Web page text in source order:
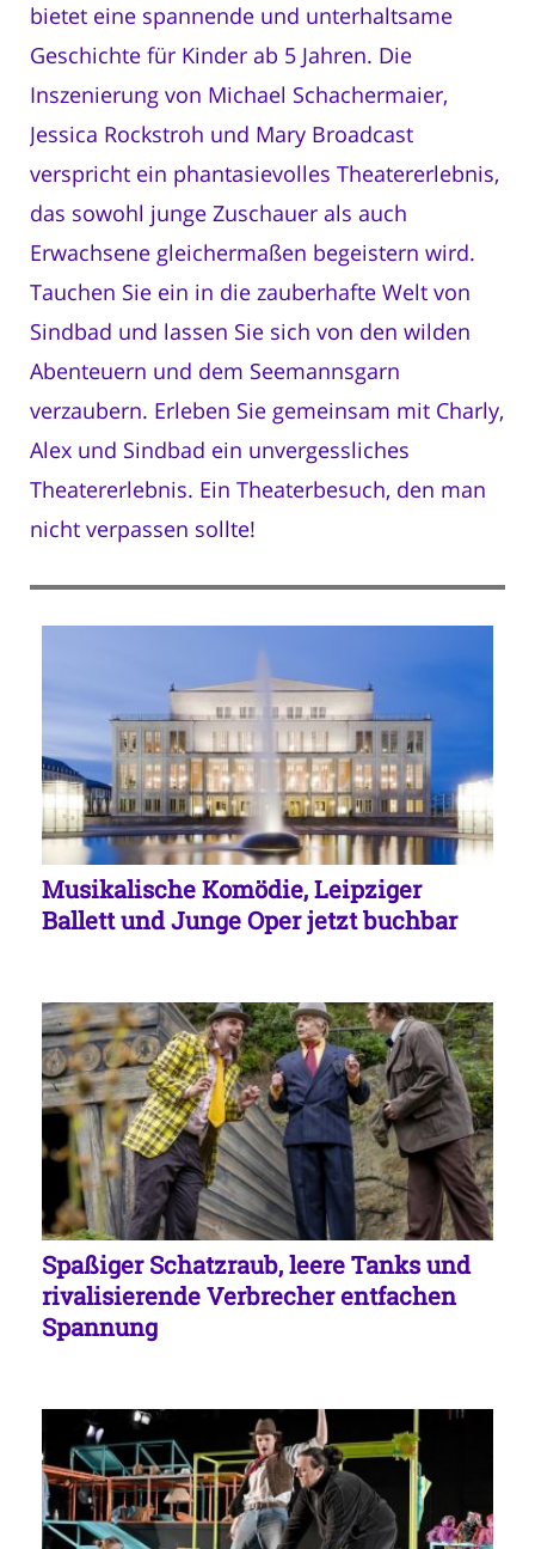
bietet eine spannende und unterhaltsame
Geschichte für Kinder ab 5 Jahren. Die
Inszenierung von Michael Schachermaier,
Jessica Rockstroh und Mary Broadcast
verspricht ein phantasievolles Theatererlebnis,
das sowohl junge Zuschauer als auch
Erwachsene gleichermaßen begeistern wird.
Tauchen Sie ein in die zauberhafte Welt von
Sindbad und lassen Sie sich von den wilden
Abenteuern und dem Seemannsgarn
verzaubern. Erleben Sie gemeinsam mit Charly,
Alex und Sindbad ein unvergessliches
Theatererlebnis. Ein Theaterbesuch, den man
nicht verpassen sollte!
Musikalische Komödie, Leipziger
Ballett und Junge Oper jetzt buchbar
Spaßiger Schatzraub, leere Tanks und
rivalisierende Verbrecher entfachen
Spannung